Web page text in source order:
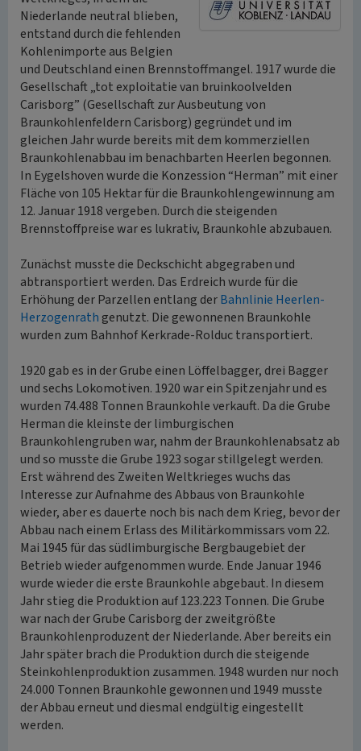
Niederlande neutral blieben,
entstand durch die fehlenden
Kohlenimporte aus Belgien
und Deutschland einen Brennstoffmangel. 1917 wurde die
Gesellschaft „tot exploitatie van bruinkoolvelden
Carisborg” (Gesellschaft zur Ausbeutung von
Braunkohlenfeldern Carisborg) gegründet und im
gleichen Jahr wurde bereits mit dem kommerziellen
Braunkohlenabbau im benachbarten Heerlen begonnen.
In Eygelshoven wurde die Konzession “Herman” mit einer
Fläche von 105 Hektar für die Braunkohlengewinnung am
12. Januar 1918 vergeben. Durch die steigenden
Brennstoffpreise war es lukrativ, Braunkohle abzubauen.
Zunächst musste die Deckschicht abgegraben und
abtransportiert werden. Das Erdreich wurde für die
Erhöhung der Parzellen entlang derBahnlinie Heerlen-
Herzogenrath genutzt. Die gewonnenen Braunkohle
wurden zum Bahnhof Kerkrade-Rolduc transportiert.
1920 gab es in der Grube einen Löffelbagger, drei Bagger
und sechs Lokomotiven. 1920 war ein Spitzenjahr und es
wurden 74.488 Tonnen Braunkohle verkauft. Da die Grube
Herman die kleinste der limburgischen
Braunkohlengruben war, nahm der Braunkohlenabsatz ab
und so musste die Grube 1923 sogar stillgelegt werden.
Erst während des Zweiten Weltkrieges wuchs das
Interesse zur Aufnahme des Abbaus von Braunkohle
wieder, aber es dauerte noch bis nach dem Krieg, bevor der
Abbau nach einem Erlass des Militärkommissars vom 22.
Mai 1945 für das südlimburgische Bergbaugebiet der
Betrieb wieder aufgenommen wurde. Ende Januar 1946
wurde wieder die erste Braunkohle abgebaut. In diesem
Jahr stieg die Produktion auf 123.223 Tonnen. Die Grube
war nach der Grube Carisborg der zweitgrößte
Braunkohlenproduzent der Niederlande. Aber bereits ein
Jahr später brach die Produktion durch die steigende
Steinkohlenproduktion zusammen. 1948 wurden nur noch
24.000 Tonnen Braunkohle gewonnen und 1949 musste
der Abbau erneut und diesmal endgültig eingestellt
werden.